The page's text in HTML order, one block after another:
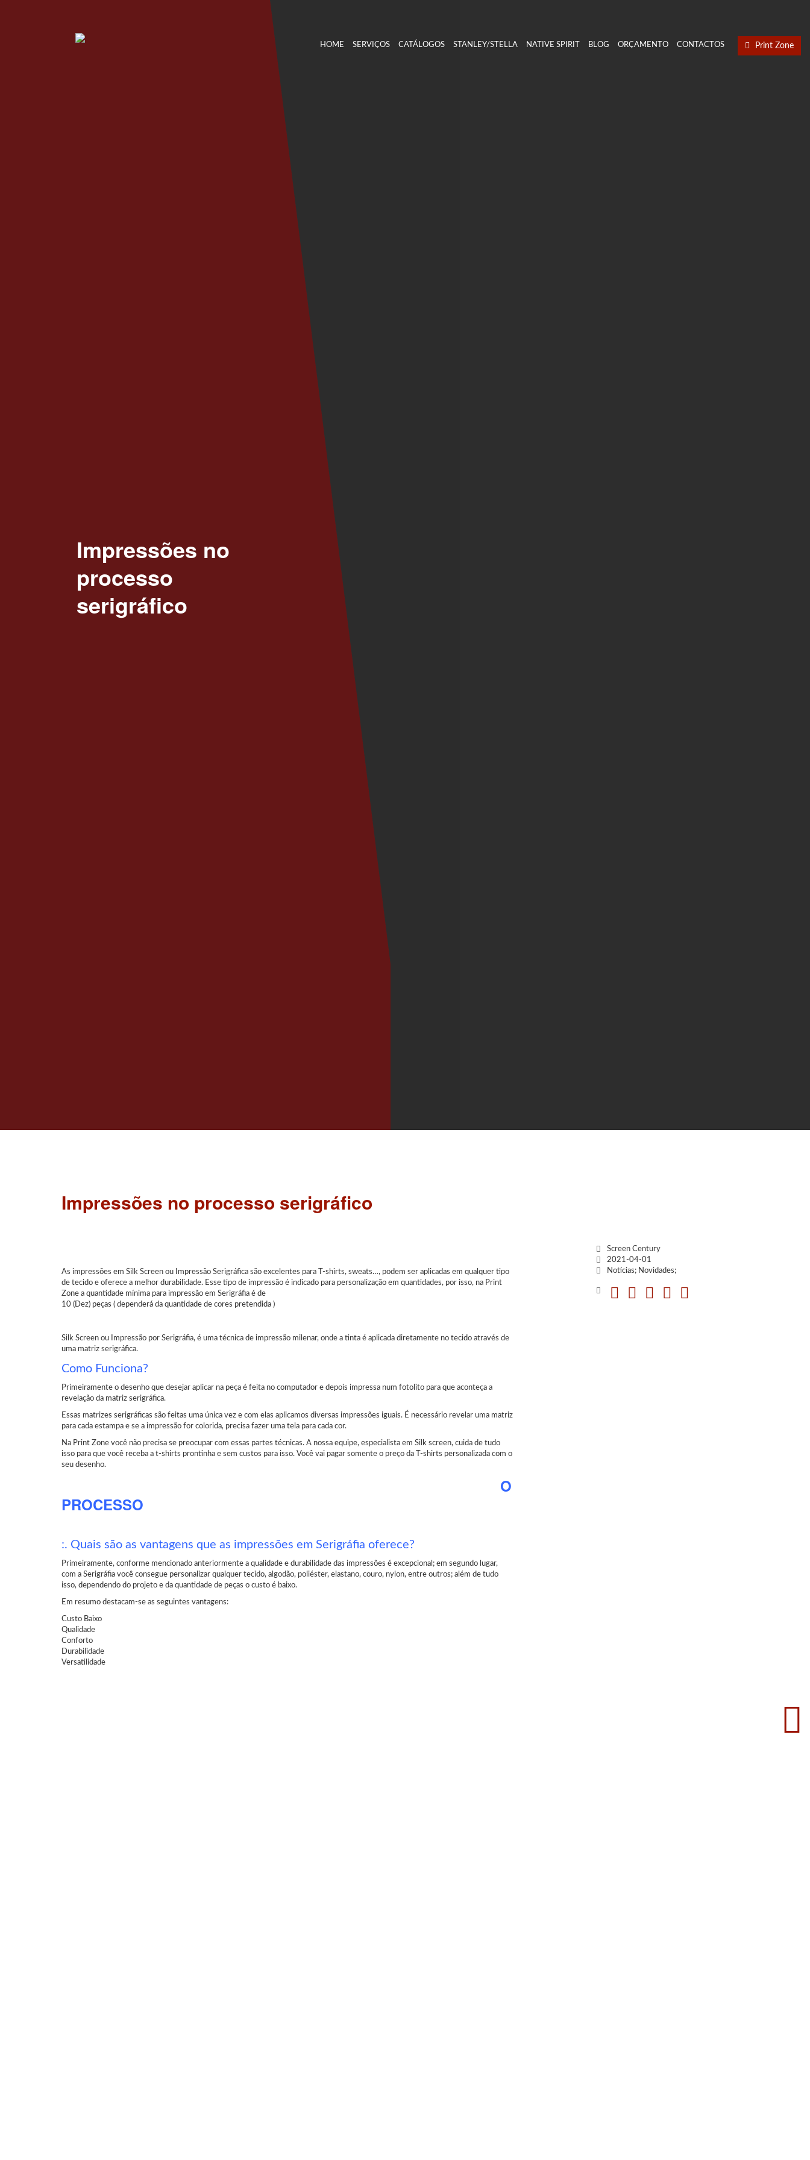
Print Zone
HOME SERVIÇOS CATÁLOGOS STANLEY/STELLA NATIVE SPIRIT BLOG ORÇAMENTO CONTACTOS
Impressões no
processo
serigráfico
Impressões no processo serigráfico
Screen Century
2021-04-01
Notícias; Novidades;
As impressões em Silk Screen ou Impressão Serigráfica são excelentes para T-shirts, sweats…, podem ser aplicadas em qualquer tipo
de tecido e oferece a melhor durabilidade. Esse tipo de impressão é indicado para personalização em quantidades, por isso, na Print
Zone a quantidade mínima para impressão em Serigráfia é de
10 (Dez) peças ( dependerá da quantidade de cores pretendida )
Silk Screen ou Impressão por Serigráfia, é uma técnica de impressão milenar, onde a tinta é aplicada diretamente no tecido através de
uma matriz serigráfica.
Como Funciona?
Primeiramente o desenho que desejar aplicar na peça é feita no computador e depois impressa num fotolito para que aconteça a
revelação da matriz serigráfica.
Essas matrizes serigráficas são feitas uma única vez e com elas aplicamos diversas impressões iguais. É necessário revelar uma matriz
para cada estampa e se a impressão for colorida, precisa fazer uma tela para cada cor.
Na Print Zone você não precisa se preocupar com essas partes técnicas. A nossa equipe, especialista em Silk screen, cuida de tudo
isso para que você receba a t-shirts prontinha e sem custos para isso. Você vai pagar somente o preço da T-shirts personalizada com o
seu desenho.
O
PROCESSO
:. Quais são as vantagens que as impressões em Serigráfia oferece?
Primeiramente, conforme mencionado anteriormente a qualidade e durabilidade das impressões é excepcional; em segundo lugar,
com a Serigráfia você consegue personalizar qualquer tecido, algodão, poliéster, elastano, couro, nylon, entre outros; além de tudo
isso, dependendo do projeto e da quantidade de peças o custo é baixo.
Em resumo destacam-se as seguintes vantagens:
Custo Baixo
Qualidade
Conforto
Durabilidade
Versatilidade